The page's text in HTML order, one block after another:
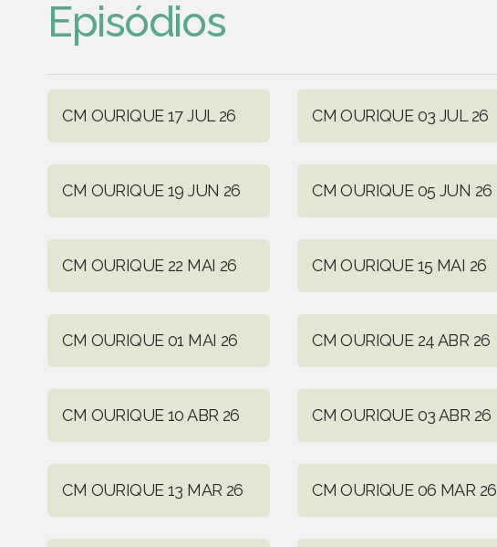
Episódios
CM OURIQUE 17 JUL 26 CM OURIQUE 03 JUL 26
CM OURIQUE 19 JUN 26 CM OURIQUE 05 JUN 26
CM OURIQUE 22 MAI 26 CM OURIQUE 15 MAI 26
CM OURIQUE 01 MAI 26 CM OURIQUE 24 ABR 26
CM OURIQUE 10 ABR 26 CM OURIQUE 03 ABR 26
CM OURIQUE 13 MAR 26 CM OURIQUE 06 MAR 26